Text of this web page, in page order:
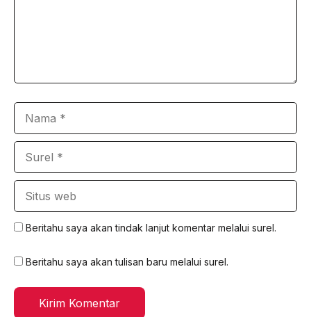
Beritahu saya akan tindak lanjut komentar melalui surel.
Beritahu saya akan tulisan baru melalui surel.